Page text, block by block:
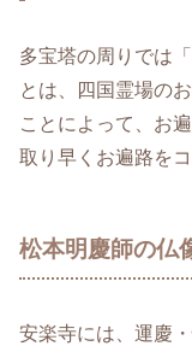
多宝塔の周りでは
とは、四国霊場の
ことによって、お
取り早くお遍路を
松本明慶師の仏
安楽寺には、運慶